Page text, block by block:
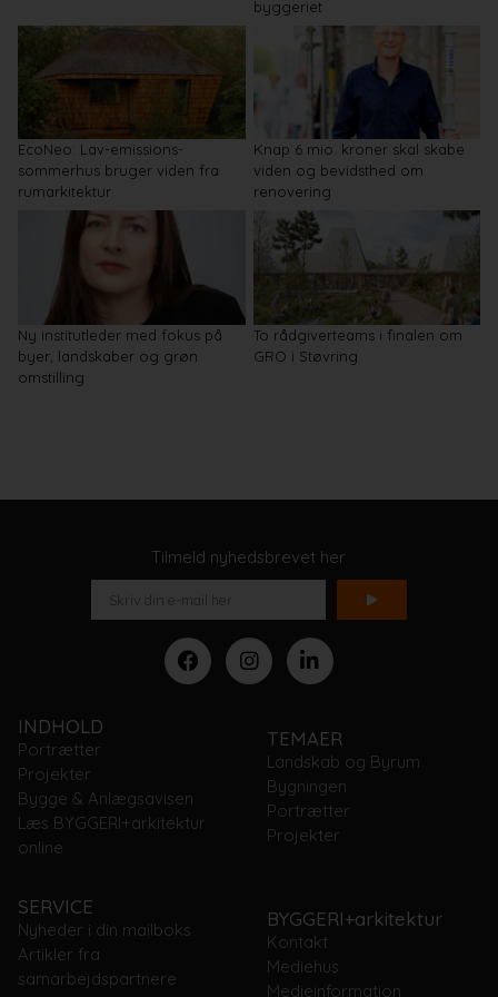
byggeriet
EcoNeo: Lav-emissions-
sommerhus bruger viden fra
rumarkitektur
Knap 6 mio. kroner skal skabe
viden og bevidsthed om
renovering
Ny institutleder med fokus på
byer, landskaber og grøn
omstilling
To rådgiverteams i finalen om
GRO i Støvring
Tilmeld nyhedsbrevet her
INDHOLD
Portrætter
Projekter
Bygge & Anlægsavisen
Læs BYGGERI+arkitektur
online
TEMAER
Landskab og Byrum
Bygningen
Portrætter
Projekter
SERVICE
Nyheder i din mailboks
Artikler fra
samarbejdspartnere
BYGGERI+arkitektur
Kontakt
Mediehus
Medieinformation